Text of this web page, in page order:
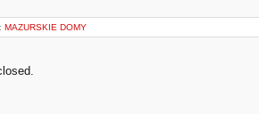
MAZURSKIE DOMY